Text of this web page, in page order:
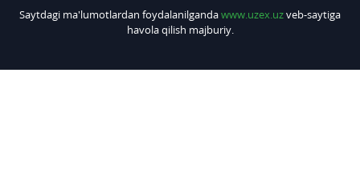
Saytdagi ma'lumotlardan foydalanilgandawww.uzex.uzveb-saytiga
havola qilish majburiy.